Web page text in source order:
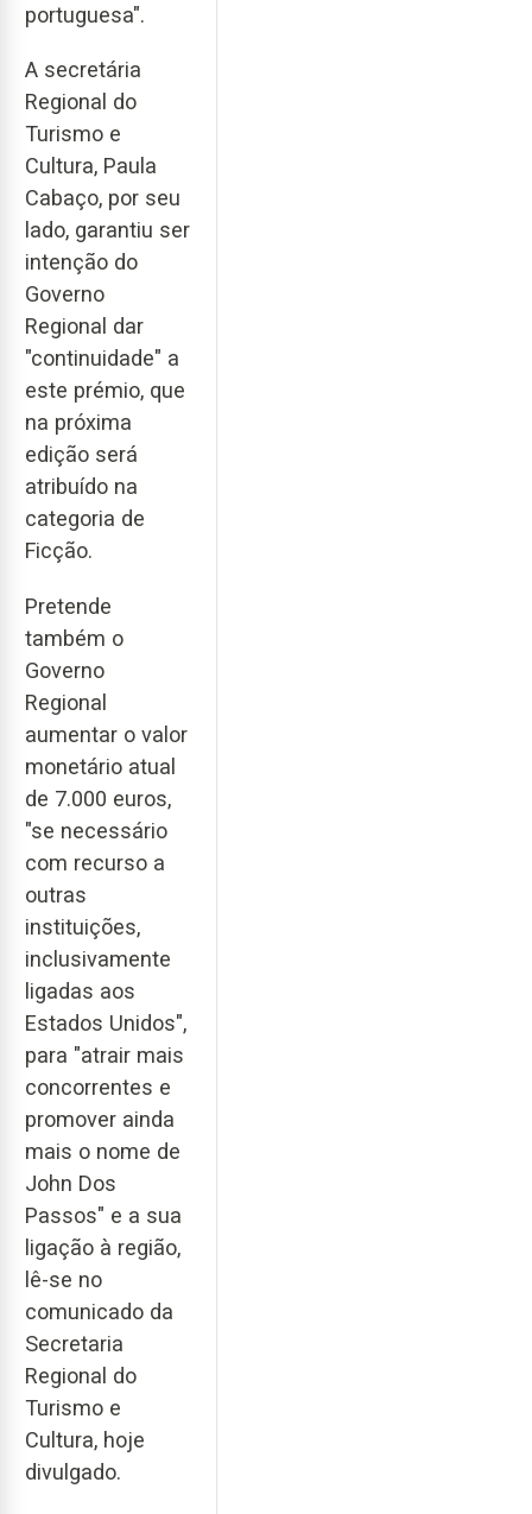
portuguesa".
A secretária
Regional do
Turismo e
Cultura, Paula
Cabaço, por seu
lado, garantiu ser
intenção do
Governo
Regional dar
"continuidade" a
este prémio, que
na próxima
edição será
atribuído na
categoria de
Ficção.
Pretende
também o
Governo
Regional
aumentar o valor
monetário atual
de 7.000 euros,
"se necessário
com recurso a
outras
instituições,
inclusivamente
ligadas aos
Estados Unidos",
para "atrair mais
concorrentes e
promover ainda
mais o nome de
John Dos
Passos" e a sua
ligação à região,
lê-se no
comunicado da
Secretaria
Regional do
Turismo e
Cultura, hoje
divulgado.